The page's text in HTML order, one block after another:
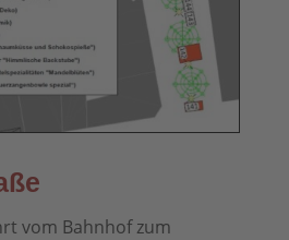
vom Bahnhof zum